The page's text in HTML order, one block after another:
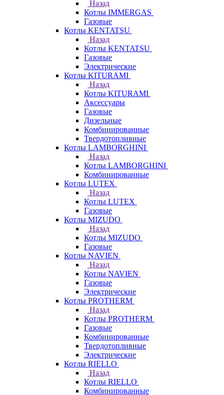
Назад
Котлы IMMERGAS
Газовые
Котлы KENTATSU
Назад
Котлы KENTATSU
Газовые
Электрические
Котлы KITURAMI
Назад
Котлы KITURAMI
Аксессуары
Газовые
Дизельные
Комбинированные
Твердотопливные
Котлы LAMBORGHINI
Назад
Котлы LAMBORGHINI
Комбинированные
Котлы LUTEX
Назад
Котлы LUTEX
Газовые
Котлы MIZUDO
Назад
Котлы MIZUDO
Газовые
Котлы NAVIEN
Назад
Котлы NAVIEN
Газовые
Электрические
Котлы PROTHERM
Назад
Котлы PROTHERM
Газовые
Комбинированные
Твердотопливные
Электрические
Котлы RIELLO
Назад
Котлы RIELLO
Комбинированные